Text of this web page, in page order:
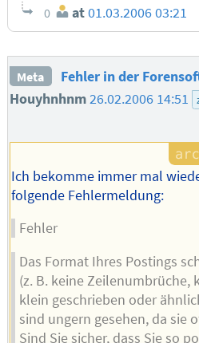
0 at01.03.2006 03:21
Meta
Fehler in der
Houyhnhnm26.02.2006 14:51
Ich bekomme immer mal
folgende Fehlermeldung:
Fehler
Das Format Ihres Postings
(z. B. keine Zeilenumbrüche,
klein geschrieben oder
sind ungern gesehen, da sie
Sind Sie sicher, dass Sie so